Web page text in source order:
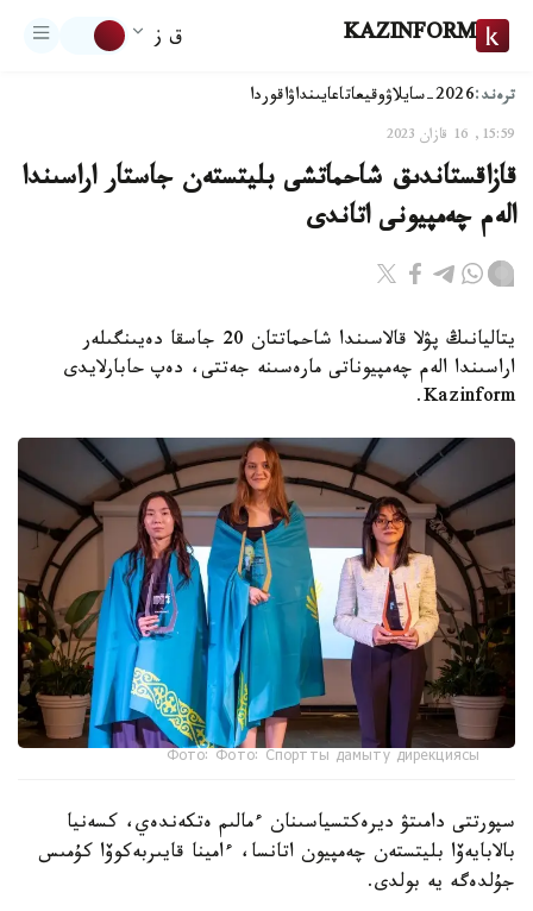
KAZINFORM ق ز
ترەند:2026-سايلاۋ وقيعاتاعايىنداۋاقوردا
15:59, 16 قازان 2023
قازاقستاندىق شاحماتشى بليتستەن جاستار اراسىندا
الەم چەمپيونى اتاندى
يتاليانىڭ پۋلا قالاسىندا شاحماتتان 20 جاسقا دەيىنگىلەر
اراسىندا الەم چەمپيوناتى مارەسىنە جەتتى، دەپ حابارلايدى
Kazinform.
Фото: Фото: Спортты дамыту дирекциясы
سپورتتى دامىتۋ ديرەكتسياسىنان ءمالىم ەتكەندەي، كسەنيا
بالابايەۆا بليتستەن چەمپيون اتانسا، ءامينا قايىربەكوۆا كۇمىس
جۇلدەگە يە بولدى.